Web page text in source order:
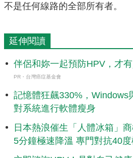
不是任何線路的全部所有者。
延伸閱讀
伴侶和妳一起預防HPV，才有
PR・台灣癌症基金會
記憶體狂飆330%，Windows
對系統進行軟體瘦身
日本熱浪催生「人體冰箱」
5分鐘極速降溫 專門對抗40